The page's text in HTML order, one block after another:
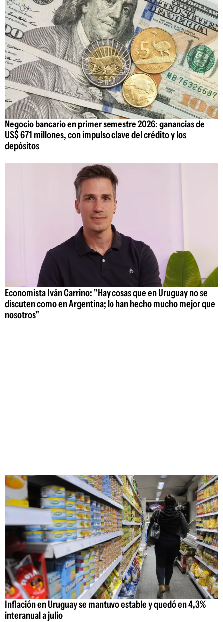
Negocio bancario en primer semestre 2026: ganancias de
US$ 671 millones, con impulso clave del crédito y los
depósitos
Economista Iván Carrino: "Hay cosas que en Uruguay no se
discuten como en Argentina; lo han hecho mucho mejor que
nosotros"
Inflación en Uruguay se mantuvo estable y quedó en 4,3%
interanual a julio